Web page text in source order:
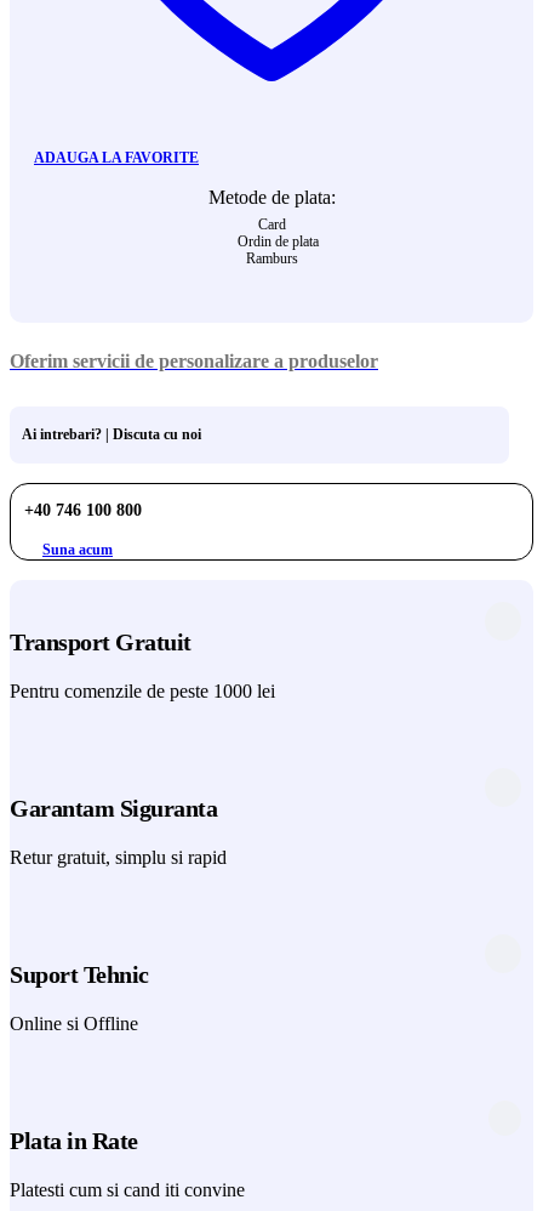
ADAUGA LA FAVORITE
Metode de plata:
Card
Ordin de plata
Ramburs
Oferim servicii de personalizare a produselor
Ai intrebari? | Discuta cu noi
+40 746 100 800
Suna acum
Transport Gratuit
Pentru comenzile de peste 1000 lei
Garantam Siguranta
Retur gratuit, simplu si rapid
Suport Tehnic
Online si Offline
Plata in Rate
Platesti cum si cand iti convine